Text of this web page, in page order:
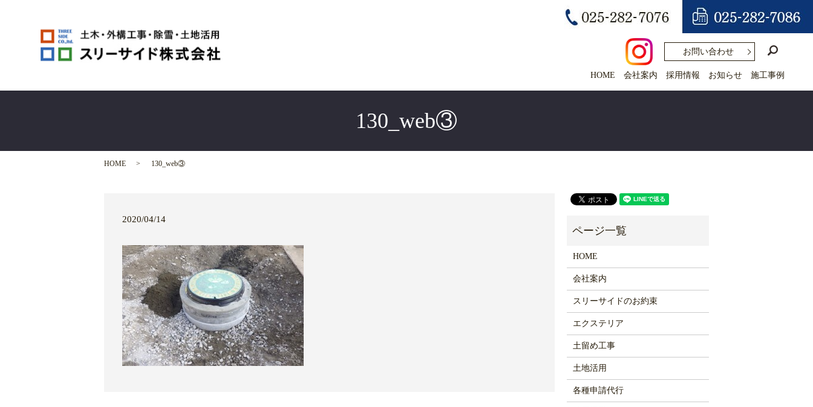
お問い合わせ
HOME 会社案内 採用情報 お知らせ 施工事例
130_web③
HOME 130_web③
2020/04/14
HOME
会社案内
スリーサイドのお約束
エクステリア
土留め工事
土地活用
各種申請代行